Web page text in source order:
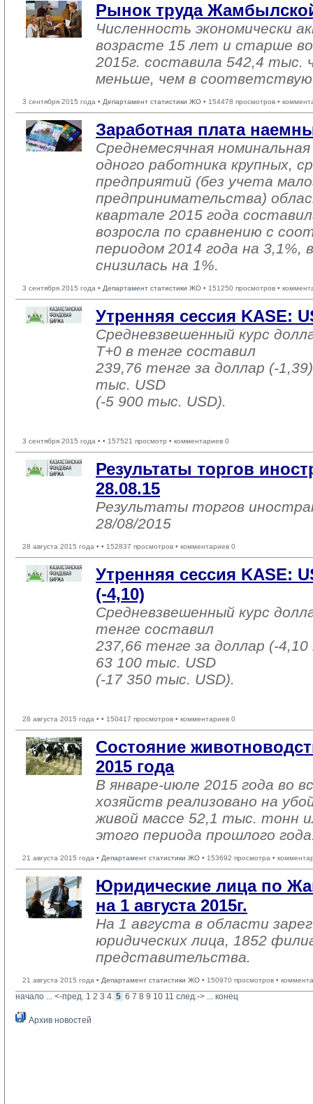
Рынок труда
Численность экономически
возрасте 15 лет и старше
2015г. составила 542,4 тыс.
меньше, чем в
3 сентября 2015 года • Департамент статистики ЖО • 154478 просмотров •
Заработная плата
Среднемесячная
одного работника крупных,
предприятий (без учета
предпринимательства)
квартале 2015 года
возросла по сравнению с
периодом 2014 года на 3,1%,
снизилась на 1%.
3 сентября 2015 года • Департамент статистики ЖО • 151250 просмотров •
Утренняя сессия KASE:
Средневзвешенный курс
T+0 в тенге составил
239,76 тенге за доллар (-
тыс. USD
(-5 900 тыс. USD).
3 сентября 2015 года • • 157521 просмотр • комментариев 0
Результаты торгов
28.08.15
Результаты торгов
28/08/2015
28 августа 2015 года • • 152837 просмотров • комментариев 0
Утренняя сессия KASE:
(-4,10)
Средневзвешенный курс
тенге составил
237,66 тенге за доллар (-
63 100 тыс. USD
(-17 350 тыс. USD).
28 августа 2015 года • • 150417 просмотров • комментариев 0
Состояние
2015 года
В январе-июле 2015 года во
хозяйств реализовано на
живой массе 52,1 тыс. тонн
этого периода прошлого
21 августа 2015 года • Департамент статистики ЖО • 153692 просмотра •
Юридические лица по
на 1 августа 2015г.
На 1 августа в области
юридических лица, 1852
представительства.
21 августа 2015 года • Департамент статистики ЖО • 150970 просмотров •
начало ... <-пред. 1 2 3 4 5 6 7 8 9 10 11 след.-> ... конец
Архив новостей